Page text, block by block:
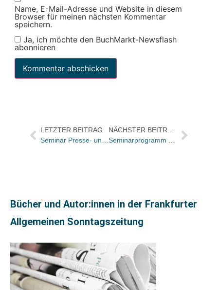
Name, E-Mail-Adresse und Website in diesem
Browser für meinen nächsten Kommentar
speichern.
Ja, ich möchte den BuchMarkt-Newsflash
abonnieren
LETZTER BEITRAG
Bücher und Autor:innen in der Frankfurter
Allgemeinen Sonntagszeitung